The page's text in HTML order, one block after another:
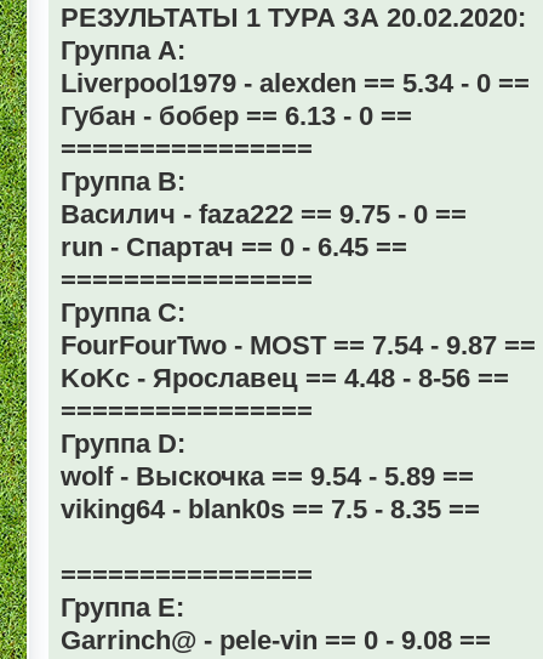
РЕЗУЛЬТАТЫ 1 ТУРА ЗА 20.02.2020:
Группа А:
Liverpool1979 - alexden == 5.34 - 0 ==
Губан - бобер == 6.13 - 0 ==
================
Группа В:
Василич - faza222 == 9.75 - 0 ==
run - Спартач == 0 - 6.45 ==
================
Группа С:
FourFourTwo - MOST == 7.54 - 9.87 ==
KoKc - Ярославец == 4.48 - 8-56 ==
================
Группа D:
wolf - Выскочка == 9.54 - 5.89 ==
viking64 - blank0s == 7.5 - 8.35 ==
================
Группа Е:
Garrinch@ - pele-vin == 0 - 9.08 ==